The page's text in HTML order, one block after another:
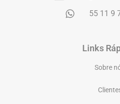
55 11 9
Links
Sobre